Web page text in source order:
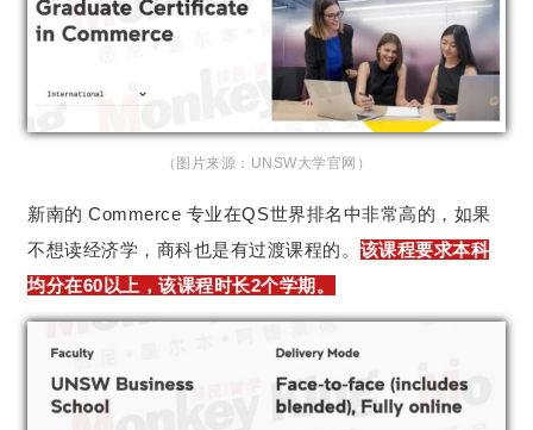
（图片来源：UNSW大学官网）
新南的 Commerce 专业在QS世界排名中非常高的，如果
不想读经济学，商科也是有过渡课程的。 该课程要求本科
均分在60以上，该课程时长2个学期。